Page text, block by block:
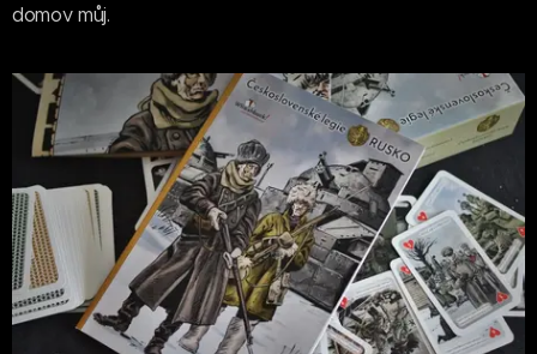
domov můj.